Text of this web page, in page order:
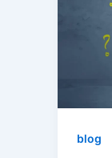
blog